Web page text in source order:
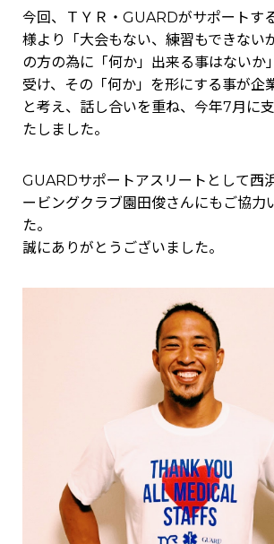
今回、ＴＹＲ・GUARDがサポートす
様より「大会もない、練習もできない
の方の為に「何か」出来る事はないか
受け、その「何か」を形にする事が企
と考え、話し合いを重ね、今年7月に
たしました。
GUARDサポートアスリートとして西
ービングクラブ園田俊さんにもご協力
た。
誠にありがとうございました。